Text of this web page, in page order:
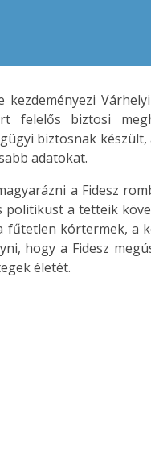
felelős biztosi
biztosnak
adatokat.
a Fidesz
a tetteik
kórtermek, a
hogy a Fidesz
életét.